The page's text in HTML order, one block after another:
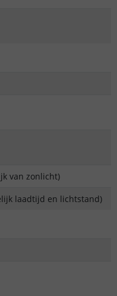
van zonlicht)
laadtijd en lichtstand)